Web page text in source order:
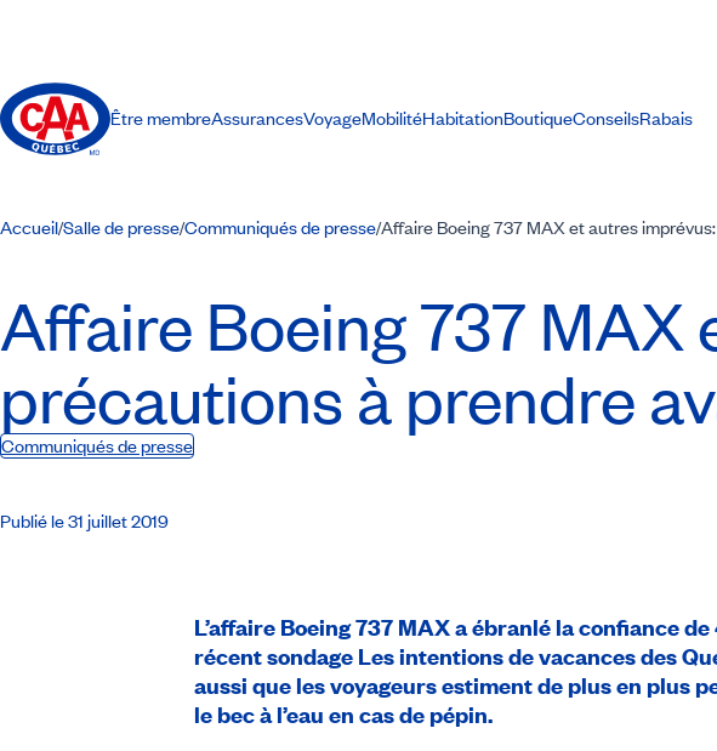
Être membreAssurancesVoyageMobilitéHabitationBoutiqueConseilsRabais
Accueil/Salle de presse/Communiqués de presse/Affaire Boeing 737 MAX et autres
Affaire Boeing 737 MAX
précautions à prendre
Communiqués de presse
Publié le 31 juillet 2019
L’affaire Boeing 737 MAX a ébranlé la confiance
récent sondage Les intentions de vacances des
aussi que les voyageurs estiment de plus en
le bec à l’eau en cas de pépin.